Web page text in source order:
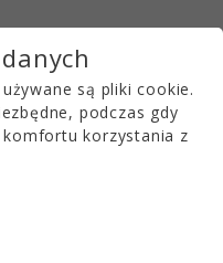
PL
są pliki cookie.
podczas gdy
korzystania z